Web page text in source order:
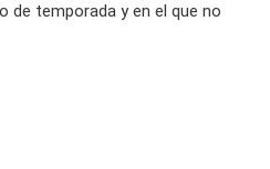
de temporada y en el que no